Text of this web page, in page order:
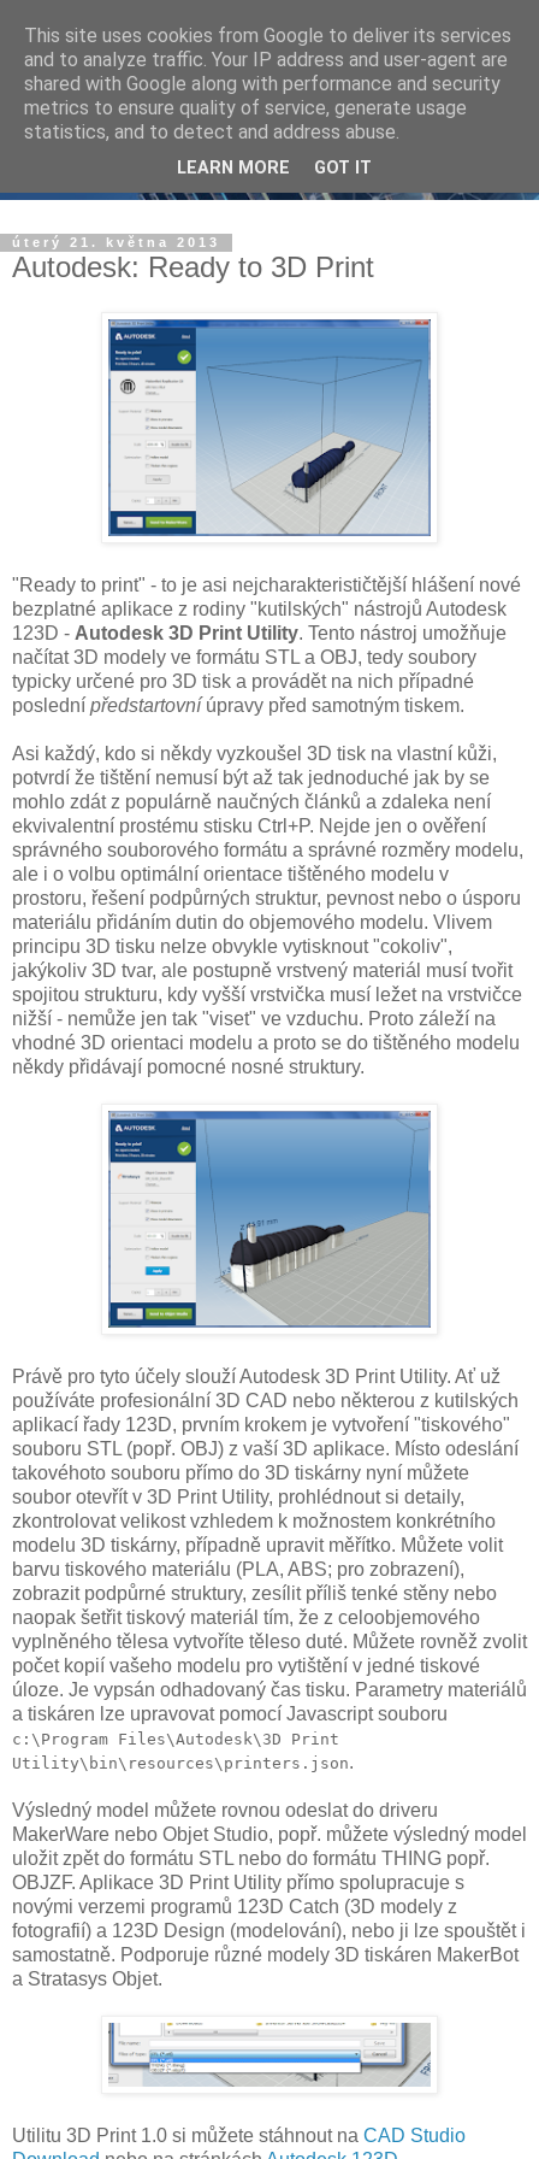
úterý 21. května 2013
Autodesk: Ready to 3D Print
"Ready to print" - to je asi nejcharakterističtější hlášení nové
bezplatné aplikace z rodiny "kutilských" nástrojů Autodesk
123D - Autodesk 3D Print Utility. Tento nástroj umožňuje
načítat 3D modely ve formátu STL a OBJ, tedy soubory
typicky určené pro 3D tisk a provádět na nich případné
poslední předstartovníúpravy před samotným tiskem.
Asi každý, kdo si někdy vyzkoušel 3D tisk na vlastní kůži,
potvrdí že tištění nemusí být až tak jednoduché jak by se
mohlo zdát z populárně naučných článků a zdaleka není
ekvivalentní prostému stisku Ctrl+P. Nejde jen o ověření
správného souborového formátu a správné rozměry modelu,
ale i o volbu optimální orientace tištěného modelu v
prostoru, řešení podpůrných struktur, pevnost nebo o úsporu
materiálu přidáním dutin do objemového modelu. Vlivem
principu 3D tisku nelze obvykle vytisknout "cokoliv",
jakýkoliv 3D tvar, ale postupně vrstvený materiál musí tvořit
spojitou strukturu, kdy vyšší vrstvička musí ležet na vrstvičce
nižší - nemůže jen tak "viset" ve vzduchu. Proto záleží na
vhodné 3D orientaci modelu a proto se do tištěného modelu
někdy přidávají pomocné nosné struktury.
Právě pro tyto účely slouží Autodesk 3D Print Utility. Ať už
používáte profesionální 3D CAD nebo některou z kutilských
aplikací řady 123D, prvním krokem je vytvoření "tiskového"
souboru STL (popř. OBJ) z vaší 3D aplikace. Místo odeslání
takovéhoto souboru přímo do 3D tiskárny nyní můžete
soubor otevřít v 3D Print Utility, prohlédnout si detaily,
zkontrolovat velikost vzhledem k možnostem konkrétního
modelu 3D tiskárny, případně upravit měřítko. Můžete volit
barvu tiskového materiálu (PLA, ABS; pro zobrazení),
zobrazit podpůrné struktury, zesílit příliš tenké stěny nebo
naopak šetřit tiskový materiál tím, že z celoobjemového
vyplněného tělesa vytvoříte těleso duté. Můžete rovněž zvolit
počet kopií vašeho modelu pro vytištění v jedné tiskové
úloze. Je vypsán odhadovaný čas tisku. Parametry materiálů
a tiskáren lze upravovat pomocí Javascript souboru
c:\Program Files\Autodesk\3D Print
Utility\bin\resources\printers.json.
Výsledný model můžete rovnou odeslat do driveru
MakerWare nebo Objet Studio, popř. můžete výsledný model
uložit zpět do formátu STL nebo do formátu THING popř.
OBJZF. Aplikace 3D Print Utility přímo spolupracuje s
novými verzemi programů 123D Catch (3D modely z
fotografií) a 123D Design (modelování), nebo ji lze spouštět i
samostatně. Podporuje různé modely 3D tiskáren MakerBot
a Stratasys Objet.
Utilitu 3D Print 1.0 si můžete stáhnout na CAD Studio
This site uses cookies from Google to deliver its services
and to analyze traffic. Your IP address and user-agent are
shared with Google along with performance and security
metrics to ensure quality of service, generate usage
statistics, and to detect and address abuse.
LEARN MORE GOT IT